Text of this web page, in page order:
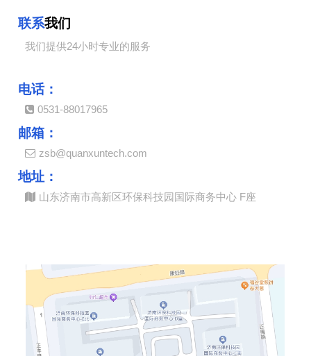
联系我们
我们提供24小时专业的服务
电话：
0531-88017965
邮箱：
zsb@quanxuntech.com
地址：
山东济南市高新区环保科技园国际商务中心 F座